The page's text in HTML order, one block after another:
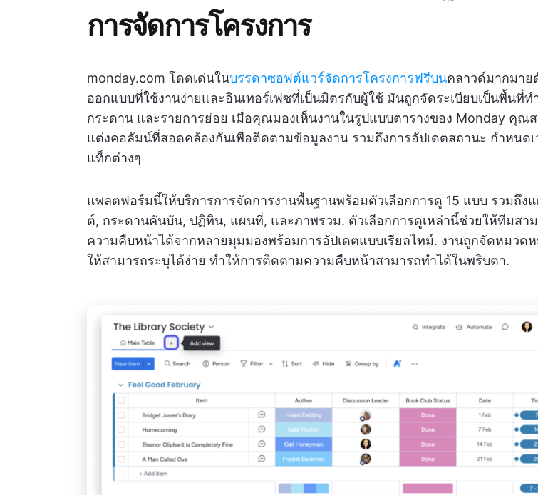
การจัดการโครงการ
monday.com โดดเด่นในบรรดาซอฟต์แวร์จัดการโครงการฟรีบนคลาวด์มากมาย
ออกแบบที่ใช้งานง่ายและอินเทอร์เฟซที่เป็นมิตรกับผู้ใช้ มันถูกจัดระเบียบเป็นพื้นที่ท
กระดาน และรายการย่อย เมื่อคุณมองเห็นงานในรูปแบบตารางของ Monday คุณ
แต่งคอลัมน์ที่สอดคล้องกันเพื่อติดตามข้อมูลงาน รวมถึงการอัปเดตสถานะ กำหนดเ
แท็กต่างๆ
แพลตฟอร์มนี้ให้บริการการจัดการงานพื้นฐานพร้อมตัวเลือกการดู 15 แบบ รวมถึง
ต์, กระดานคันบัน, ปฏิทิน, แผนที่, และภาพรวม. ตัวเลือกการดูเหล่านี้ช่วยให้ทีมสา
ความคืบหน้าได้จากหลายมุมมองพร้อมการอัปเดตแบบเรียลไทม์. งานถูกจัดหมวด
ให้สามารถระบุได้ง่าย ทำให้การติดตามความคืบหน้าสามารถทำได้ในพริบตา.